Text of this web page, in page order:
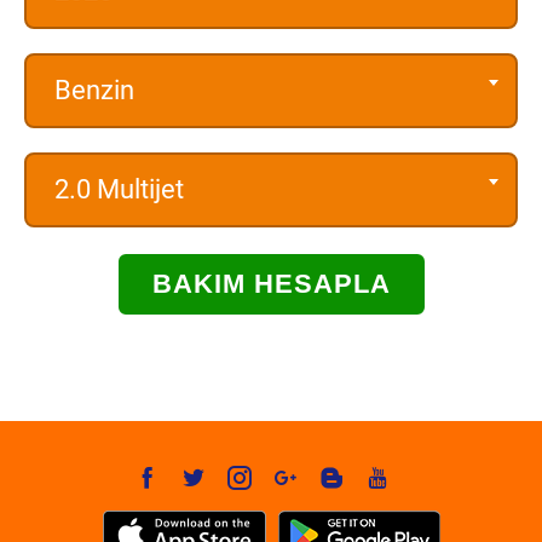
Benzin
2.0 Multijet
BAKIM HESAPLA